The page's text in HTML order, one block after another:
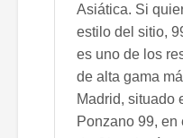
Asiática. Si
estilo del sitio,
es uno de los
de alta gama
Madrid, situado
Ponzano 99,